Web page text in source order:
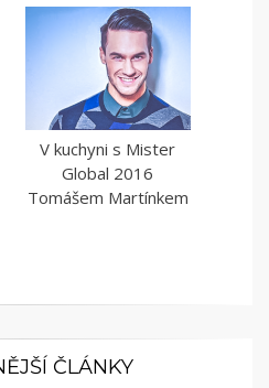
V kuchyni s Mister
Global 2016
Tomášem Martínkem
ČLÁNKY